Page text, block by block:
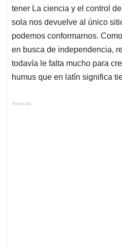
tener La ciencia y el control
sola nos devuelve al único
podemos conformarnos.
en busca de independencia,
todavía le falta mucho para
humus que en latín significa
Anuncios.